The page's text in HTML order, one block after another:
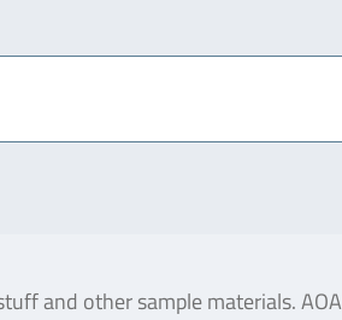
and other sample materials.